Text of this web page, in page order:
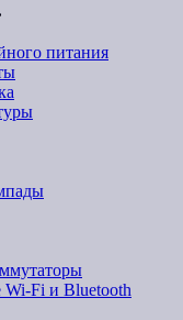
питания
Wi-Fi и Bluetooth